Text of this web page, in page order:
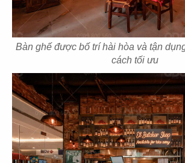
Bàn ghế được bố trí hài hòa và tận
cách tối ưu
HỶ LÂM MÔN
CN Lê Văn Thiêm
HỶ
CN Hậu
97
THẾ KỶ XANH
Văn phòng
98
ZEN
Concept Spa